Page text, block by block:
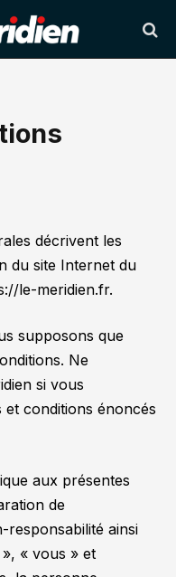
décrivent les
du site Internet du
le-meridien.fr.
supposons que
Ne
si vous
et conditions énoncés
aux présentes
de
responsabilité ainsi
« vous » et